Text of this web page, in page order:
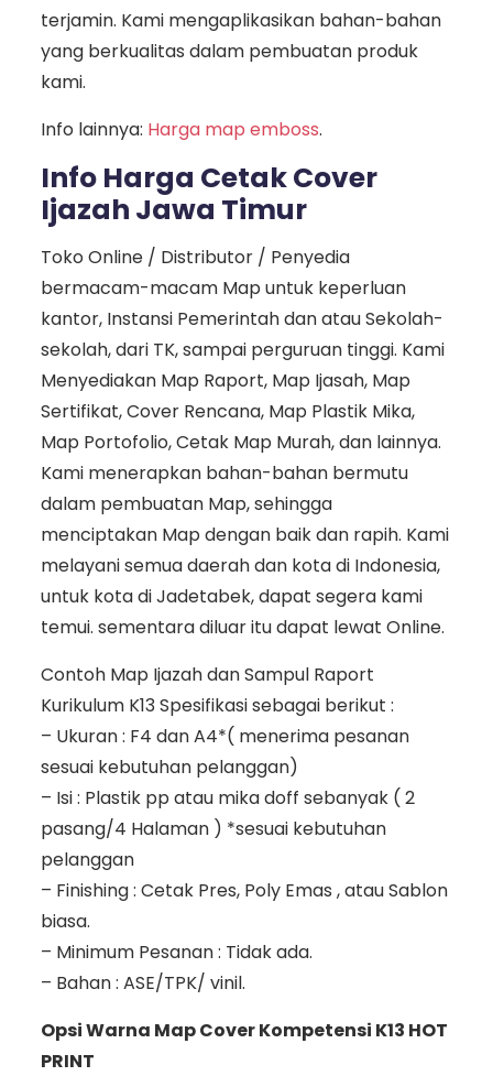
terjamin. Kami mengaplikasikan bahan-bahan
yang berkualitas dalam pembuatan produk
kami.
Info lainnya: Harga map emboss.
Info Harga Cetak Cover
Ijazah Jawa Timur
Toko Online / Distributor / Penyedia
bermacam-macam Map untuk keperluan
kantor, Instansi Pemerintah dan atau Sekolah-
sekolah, dari TK, sampai perguruan tinggi. Kami
Menyediakan Map Raport, Map Ijasah, Map
Sertifikat, Cover Rencana, Map Plastik Mika,
Map Portofolio, Cetak Map Murah, dan lainnya.
Kami menerapkan bahan-bahan bermutu
dalam pembuatan Map, sehingga
menciptakan Map dengan baik dan rapih. Kami
melayani semua daerah dan kota di Indonesia,
untuk kota di Jadetabek, dapat segera kami
temui. sementara diluar itu dapat lewat Online.
Contoh Map Ijazah dan Sampul Raport
Kurikulum K13 Spesifikasi sebagai berikut :
– Ukuran : F4 dan A4*( menerima pesanan
sesuai kebutuhan pelanggan)
– Isi : Plastik pp atau mika doff sebanyak ( 2
pasang/4 Halaman ) *sesuai kebutuhan
pelanggan
– Finishing : Cetak Pres, Poly Emas , atau Sablon
biasa.
– Minimum Pesanan : Tidak ada.
– Bahan : ASE/TPK/ vinil.
Opsi Warna Map Cover Kompetensi K13 HOT
PRINT